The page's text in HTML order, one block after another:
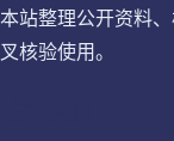
本站整理公开资料
叉核验使用。